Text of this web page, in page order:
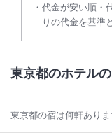
代金が安い順・
りの代金を基準
東京都のホテル
東京都の宿は何軒ありま